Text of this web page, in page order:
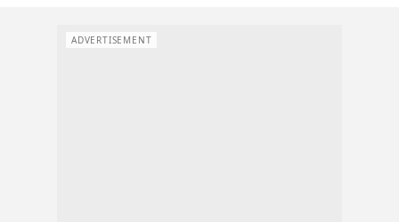
ADVERTISEMENT